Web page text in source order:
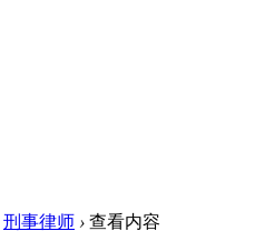
刑事律师 › 查看内容